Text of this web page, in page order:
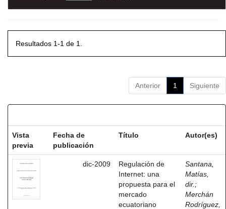
Resultados 1-1 de 1.
Anterior 1 Siguiente
Vista
previa
Fecha de
publicación
Título Autor(es)
dic-2009
Regulación de
Internet: una
propuesta para el
mercado
ecuatoriano
Santana,
Matías,
dir. ;
Merchán
Rodríguez,